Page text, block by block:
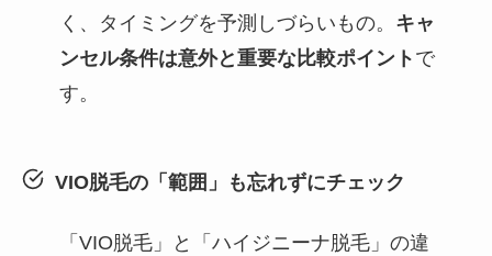
く、タイミングを予測しづらいもの。 キャ
ンセル条件は意外と重要な比較ポイント で
す。
VIO脱毛の「範囲」も忘れずにチェック
「VIO脱毛」と「ハイジニーナ脱毛」の違